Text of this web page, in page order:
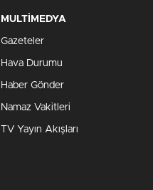
MULTİMEDYA
Gazeteler
Hava Durumu
Haber Gönder
Namaz Vakitleri
TV Yayın Akışları